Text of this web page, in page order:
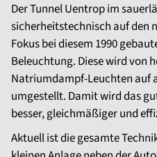
Der Tunnel Uentrop im
sicherheitstechnisch auf den
Fokus bei diesem 1990
Beleuchtung. Diese wird von
Natriumdampf-Leuchten auf
umgestellt. Damit wird das
besser, gleichmäßiger und
Aktuell ist die gesamte